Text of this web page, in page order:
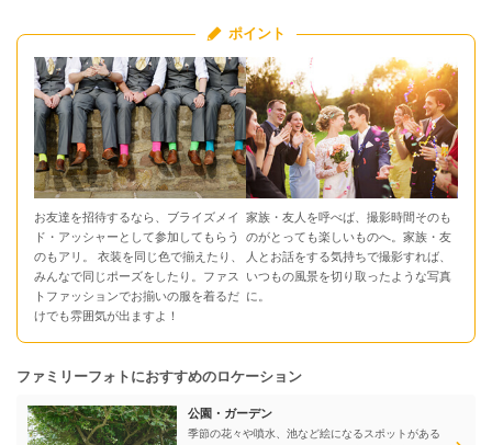
ポイント
お友達を招待するなら、ブライズメイ
ド・アッシャーとして参加してもらう
のもアリ。 衣装を同じ色で揃えたり、
みんなで同じポーズをしたり。ファス
トファッションでお揃いの服を着るだ
けでも雰囲気が出ますよ！
家族・友人を呼べば、撮影時間そのも
のがとっても楽しいものへ。家族・友
人とお話をする気持ちで撮影すれば、
いつもの風景を切り取ったような写真
に。
ファミリーフォトにおすすめのロケーション
公園・ガーデン
季節の花々や噴水、池など絵になるスポットがある